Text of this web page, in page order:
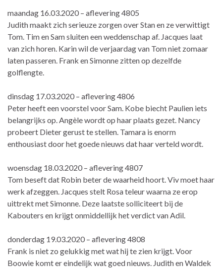
maandag 16.03.2020 – aflevering 4805
Judith maakt zich serieuze zorgen over Stan en ze verwittigt
Tom. Tim en Sam sluiten een weddenschap af. Jacques laat
van zich horen. Karin wil de verjaardag van Tom niet zomaar
laten passeren. Frank en Simonne zitten op dezelfde
golflengte.
dinsdag 17.03.2020 – aflevering 4806
Peter heeft een voorstel voor Sam. Kobe biecht Paulien iets
belangrijks op. Angèle wordt op haar plaats gezet. Nancy
probeert Dieter gerust te stellen. Tamara is enorm
enthousiast door het goede nieuws dat haar verteld wordt.
woensdag 18.03.2020 – aflevering 4807
Tom beseft dat Robin beter de waarheid hoort. Viv moet haar
werk afzeggen. Jacques stelt Rosa teleur waarna ze erop
uittrekt met Simonne. Deze laatste solliciteert bij de
Kabouters en krijgt onmiddellijk het verdict van Adil.
donderdag 19.03.2020 – aflevering 4808
Frank is niet zo gelukkig met wat hij te zien krijgt. Voor
Boowie komt er eindelijk wat goed nieuws. Judith en Waldek